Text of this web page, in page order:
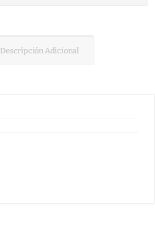
Descripción Adicional